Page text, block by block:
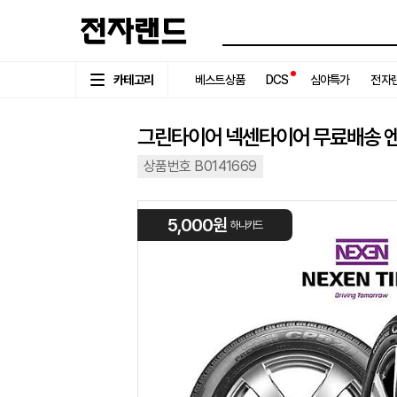
카테고리 베스트상품 DCS 심야특가 전자
그린타이어 넥센타이어 무료배
상품번호 B0141669
5,000원 하나카드